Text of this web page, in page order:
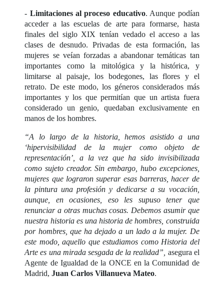
- Limitaciones al proceso educativo. Aunque podían
acceder a las escuelas de arte para formarse, hasta
finales del siglo XIX tenían vedado el acceso a las
clases de desnudo. Privadas de esta formación, las
mujeres se veían forzadas a abandonar temáticas tan
importantes como la mitológica y la histórica, y
limitarse al paisaje, los bodegones, las flores y el
retrato. De este modo, los géneros considerados más
importantes y los que permitían que un artista fuera
considerado un genio, quedaban exclusivamente en
manos de los hombres.
“A lo largo de la historia, hemos asistido a una
‘hipervisibilidad de la mujer como objeto de
representación’, a la vez que ha sido invisibilizada
como sujeto creador. Sin embargo, hubo excepciones,
mujeres que lograron superar esas barreras, hacer de
la pintura una profesión y dedicarse a su vocación,
aunque, en ocasiones, eso les supuso tener que
renunciar a otras muchas cosas. Debemos asumir que
nuestra historia es una historia de hombres, construida
por hombres, que ha dejado a un lado a la mujer. De
este modo, aquello que estudiamos como Historia del
Arte es una mirada sesgada de la realidad”, asegura el
Agente de Igualdad de la ONCE en la Comunidad de
Madrid,Juan Carlos Villanueva Mateo.